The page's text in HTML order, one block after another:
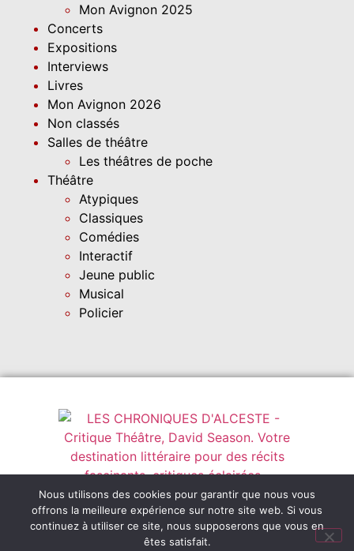
Mon Avignon 2025
Concerts
Expositions
Interviews
Livres
Mon Avignon 2026
Non classés
Salles de théâtre
Les théâtres de poche
Théâtre
Atypiques
Classiques
Comédies
Interactif
Jeune public
Musical
Policier
Instagram
leschroniquesdalceste@outlook.fr
Abonnez-vous
Nous utilisons des cookies pour garantir que nous vous
offrons la meilleure expérience sur notre site web. Si vous
continuez à utiliser ce site, nous supposerons que vous en
êtes satisfait.